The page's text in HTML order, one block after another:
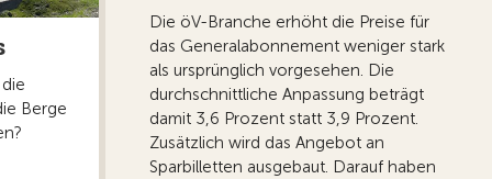
Berge
Die öV-Branche erhöht die Preise für
das Generalabonnement weniger stark
als ursprünglich vorgesehen. Die
durchschnittliche Anpassung beträgt
damit 3,6 Prozent statt 3,9 Prozent.
Zusätzlich wird das Angebot an
Sparbilletten ausgebaut. Darauf haben